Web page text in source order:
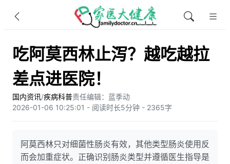
吃阿莫西林止泻？越吃越拉
差点进医院！
国内资讯/疾病科普责任编辑：蓝季动
2026-01-06 10:25:01 - 阅读时长5分钟 - 2365字
阿莫西林只对细菌性肠炎有效，其他类型肠炎使用反
而会加重症状。正确识别肠炎类型并遵循医生指导是